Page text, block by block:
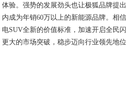
体验。强势的发展劲头也让极狐品牌提
内成为年销60万以上的新能源品牌。相
电SUV全新的价值标准，加速开启全民
更大的市场突破，稳步迈向行业领先地位